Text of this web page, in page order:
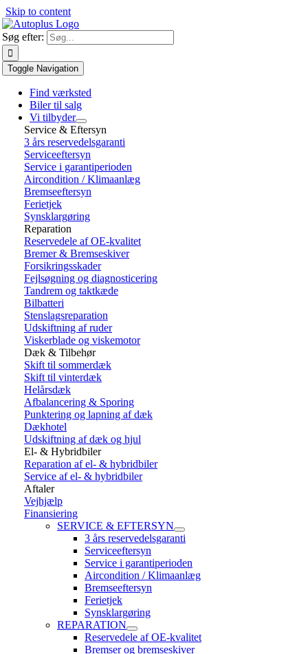
Skip to content
Søg efter:
Toggle Navigation
Find værksted
Biler til salg
Vi tilbyder
Service & Eftersyn
3 års reservedelsgaranti
Serviceeftersyn
Service i garantiperioden
Aircondition / Klimaanlæg
Bremseeftersyn
Ferietjek
Synsklargøring
Reparation
Reservedele af OE-kvalitet
Bremer & Bremseskiver
Forsikringsskader
Fejlsøgning og diagnosticering
Tandrem og taktkæde
Bilbatteri
Stenslagsreparation
Udskiftning af ruder
Viskerblade og viskemotor
Dæk & Tilbehør
Skift til sommerdæk
Skift til vinterdæk
Helårsdæk
Afbalancering & Sporing
Punktering og lapning af dæk
Dækhotel
Udskiftning af dæk og hjul
El- & Hybridbiler
Reparation af el- & hybridbiler
Service af el- & hybridbiler
Aftaler
Vejhjælp
Finansiering
SERVICE & EFTERSYN
3 års reservedelsgaranti
Serviceeftersyn
Service i garantiperioden
Aircondition / Klimaanlæg
Bremseeftersyn
Ferietjek
Synsklargøring
REPARATION
Reservedele af OE-kvalitet
Bremser og bremseskiver